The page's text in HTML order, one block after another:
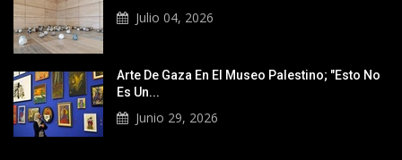
Julio 04, 2026
Arte De Gaza En El Museo Palestino; "Esto No
Es Un...
Junio 29, 2026